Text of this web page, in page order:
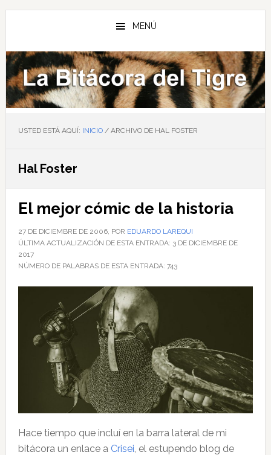
Saltar
principal
Saltar
barra
lateral
principal
Saltar
de
página
MENÚ
USTED ESTÁ AQUÍ: INICIO /ARCHIVO DE HAL FOSTER
Hal Foster
El mejor cómic de la historia
27 DE DICIEMBRE DE 2006, POR EDUARDO LAREQUI
ÚLTIMA ACTUALIZACIÓN DE ESTA ENTRADA: 3 DE DICIEMBRE DE
2017
NÚMERO DE PALABRAS DE ESTA ENTRADA: 743
Hace tiempo que incluí en la barra lateral de mi
bitácora un enlace a Crisei , el estupendo blog de